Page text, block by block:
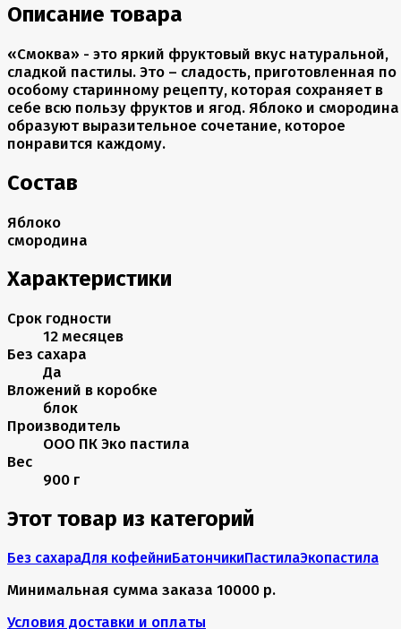
Описание товара
«Смоква» - это яркий фруктовый вкус натуральной,
сладкой пастилы. Это – сладость, приготовленная по
особому старинному рецепту, которая сохраняет в
себе всю пользу фруктов и ягод. Яблоко и смородина
образуют выразительное сочетание, которое
понравится каждому.
Состав
Яблоко
смородина
Характеристики
Срок годности
12 месяцев
Без сахара
Да
Вложений в коробке
блок
Производитель
ООО ПК Эко пастила
Вес
900 г
Этот товар из категорий
Без сахараДля кофейниБатончикиПастилаЭкопастила
Минимальная сумма заказа 10000 р.
Условия доставки и оплаты